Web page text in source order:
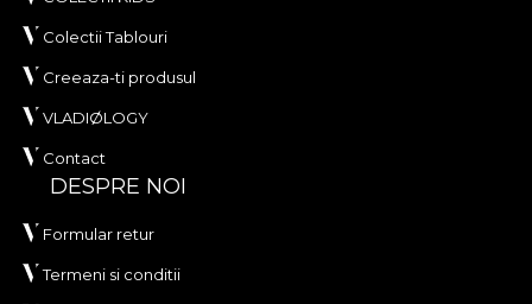
Colectii Tablouri
Creeaza-ti produsul
VLADIØLOGY
Contact
DESPRE NOI
Formular retur
Termeni si conditii